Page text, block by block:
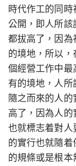
時代作工的同
公開，即人所
都拔高了，因為
的境地，所以
個經營工作中最
有的境地，人所
隨之而來的人
高了，因為人
也就標志着對人
的實行也就隨
的規條或是根